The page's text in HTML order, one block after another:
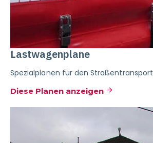
Lastwagenplane
Spezialplanen für den Straßentransport
Diese Planen anzeigen